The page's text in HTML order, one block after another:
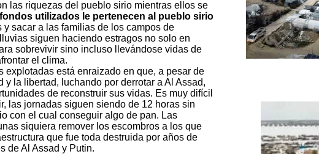
las riquezas del pueblo sirio mientras ellos se
utilizados le pertenecen al pueblo sirio
sacar a las familias de los campos de
siguen haciendo estragos no solo en
sobrevivir sino incluso llevándose vidas de
el clima.
explotadas está enraizado en que, a pesar de
la libertad, luchando por derrotar a Al Assad,
de reconstruir sus vidas. Es muy difícil
las jornadas siguen siendo de 12 horas sin
con el cual conseguir algo de pan. Las
siquiera remover los escombros a los que
que fue toda destruida por años de
de Al Assad y Putin.